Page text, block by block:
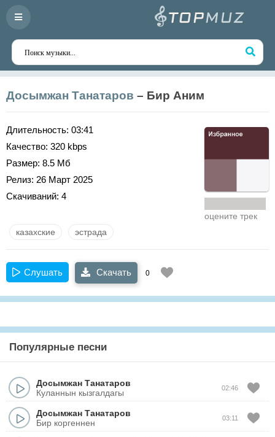
Досымжан Танатаров – Бир Аним
Длительность: 03:41
Качество: 320 kbps
Размер: 8.5 Мб
Релиз: 26 Март 2025
Скачиваний: 4
оцените трек
казахские эстрада
Слушать Скачать 0
Популярные песни
Досымжан Танатаров
Куланнын кызгалдагы
02:46
Досымжан Танатаров
Бир коргеннен
03:11